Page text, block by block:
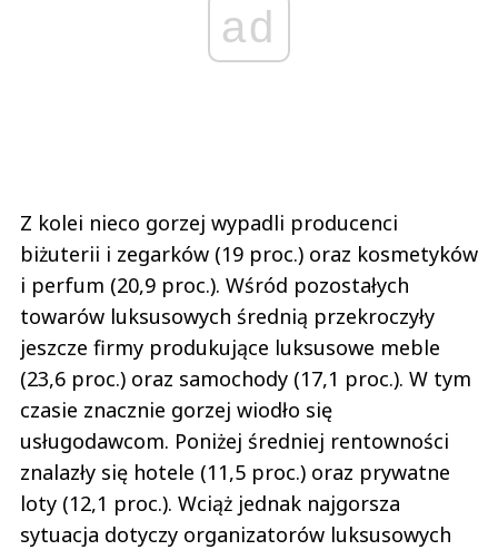
ad
Z kolei nieco gorzej wypadli producenci
biżuterii i zegarków (19 proc.) oraz kosmetyków
i perfum (20,9 proc.). Wśród pozostałych
towarów luksusowych średnią przekroczyły
jeszcze firmy produkujące luksusowe meble
(23,6 proc.) oraz samochody (17,1 proc.). W tym
czasie znacznie gorzej wiodło się
usługodawcom. Poniżej średniej rentowności
znalazły się hotele (11,5 proc.) oraz prywatne
loty (12,1 proc.). Wciąż jednak najgorsza
sytuacja dotyczy organizatorów luksusowych